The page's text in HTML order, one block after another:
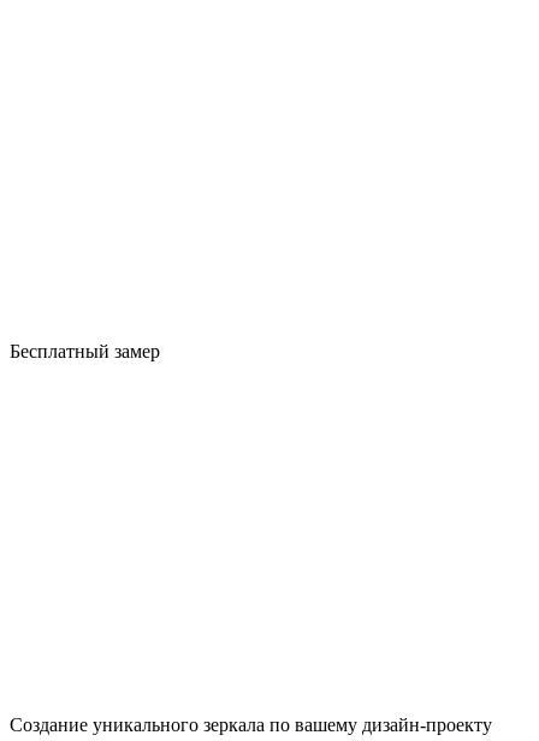
Бесплатный замер
Создание уникального зеркала по вашему дизайн-проекту